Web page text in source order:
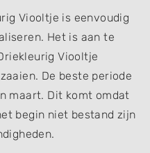
Viooltje is eenvoudig
Het is aan te
Viooltje
De beste periode
maart. Dit komt omdat
begin niet bestand zijn